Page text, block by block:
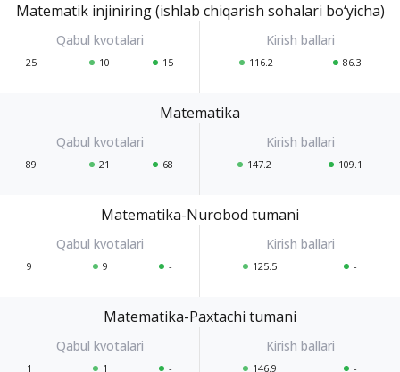
Matematik injiniring (ishlab chiqarish sohalari bo‘yicha)
25 10 15 116.2 86.3
Matematika
89 21 68 147.2 109.1
Matematika-Nurobod tumani
9 9 - 125.5 -
Matematika-Paxtachi tumani
1 1 - 146.9 -